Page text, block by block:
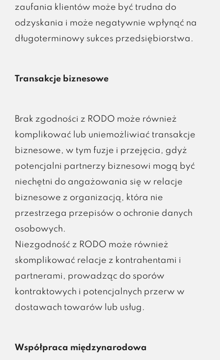
zaufania klientów może być trudna do
odzyskania i może negatywnie wpłynąć na
długoterminowy sukces przedsiębiorstwa.
Transakcje biznesowe
Brak zgodności z RODO może również
komplikować lub uniemożliwiać transakcje
biznesowe, w tym fuzje i przejęcia, gdyż
potencjalni partnerzy biznesowi mogą być
niechętni do angażowania się w relacje
biznesowe z organizacją, która nie
przestrzega przepisów o ochronie danych
osobowych.
Niezgodność z RODO może również
skomplikować relacje z kontrahentami i
partnerami, prowadząc do sporów
kontraktowych i potencjalnych przerw w
dostawach towarów lub usług.
Współpraca międzynarodowa